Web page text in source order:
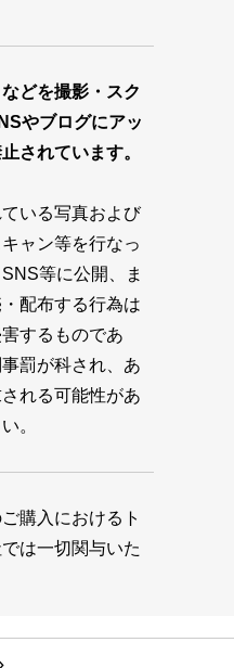
どを撮影・スク
やブログにアッ
されています。
いる写真および
ャン等を行なっ
等に公開、ま
配布する行為は
するものであ
罰が科され、あ
れる可能性があ
。
購入におけるト
は一切関与いた